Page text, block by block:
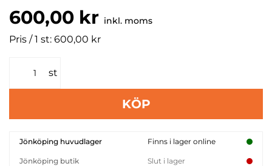
600,00 kr inkl. moms
Pris / 1 st: 600,00 kr
st
KÖP
Jönköping huvudlager Finns i lager online
Jönköping butik Slut i lager